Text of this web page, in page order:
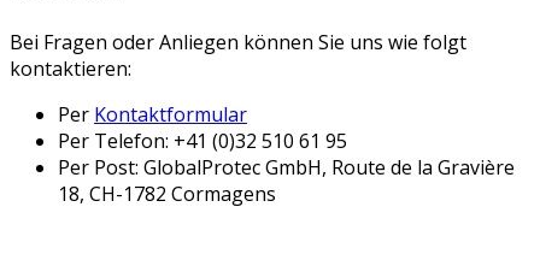
Bei Fragen oder Anliegen können Sie uns wie folgt
kontaktieren:
Per Kontaktformular
Per Telefon: +41 (0)32 510 61 95
Per Post: GlobalProtec GmbH, Route de la Gravière
18, CH-1782 Cormagens